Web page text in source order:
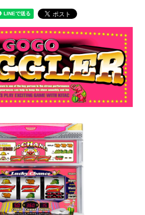
製品
リーズ
リーズ
ドシリーズ
ットワーク